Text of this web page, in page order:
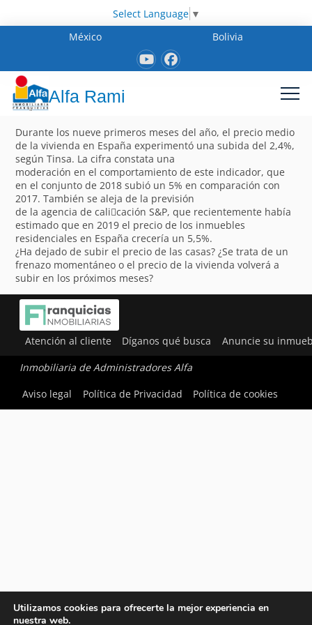
Select Language ▼
México
Bolivia
Alfa Rami
Durante los nueve primeros meses del año, el precio medio
de la vivienda en España experimentó una subida del 2,4%,
según Tinsa. La cifra constata una
moderación en el comportamiento de este indicador, que
en el conjunto de 2018 subió un 5% en comparación con
2017. También se aleja de la previsión
de la agencia de cali􀁽cación S&P, que recientemente había
estimado que en 2019 el precio de los inmuebles
residenciales en España crecería un 5,5%.
¿Ha dejado de subir el precio de las casas? ¿Se trata de un
frenazo momentáneo o el precio de la vivienda volverá a
subir en los próximos meses?
Atención al cliente Díganos qué busca Anuncie su
Inmobiliaria de Administradores Alfa
Aviso legal
Política de Privacidad Política de cookies
Utilizamos cookies para ofrecerte la mejor experiencia en
nuestra web.